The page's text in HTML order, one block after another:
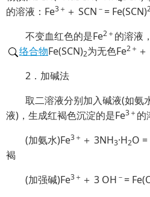
的溶液：Fe3＋ ＋ SCN － = Fe(SCN)
不变血红色的是Fe2＋ 的溶液
络合物Fe(SCN)2为无色Fe2＋
2．加碱法
取二溶液分别加入碱液(如氨
液)，生成红褐色沉淀的是Fe3＋
(加氨水)Fe3＋ ＋ 3NH3·H2O
褐
(加强碱)Fe3＋ ＋ 3 OH － =